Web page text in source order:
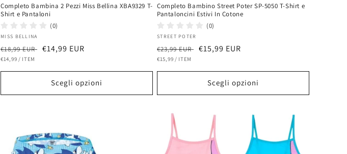
Completo Bambina 2 Pezzi Miss Bellina XBA9329 T-
Shirt e Pantaloni
(0)
Fornitore:
MISS BELLINA
Prezzo
di
listino
€18,99 EUR Prezzo
€14,99 EUR
PREZZO
€14,99 / PER
ITEM
Scegli opzioni
Completo Bambino Street Poter SP-5050 T-Shirt e
Pantaloncini Estivi In Cotone
(0)
Fornitore:
STREET POTER
Prezzo
di
listino
€23,99 EUR Prezzo
€15,99 EUR
PREZZO
€15,99 / PER
ITEM
Scegli opzioni